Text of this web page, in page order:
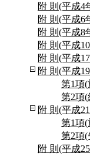
附 則(平成4
附 則(平成6
附 則(平成8
附 則(平成
附 則(平成
附 則(平成
第1項
第2項
附 則(平成
第1項
第2項(
附 則(平成